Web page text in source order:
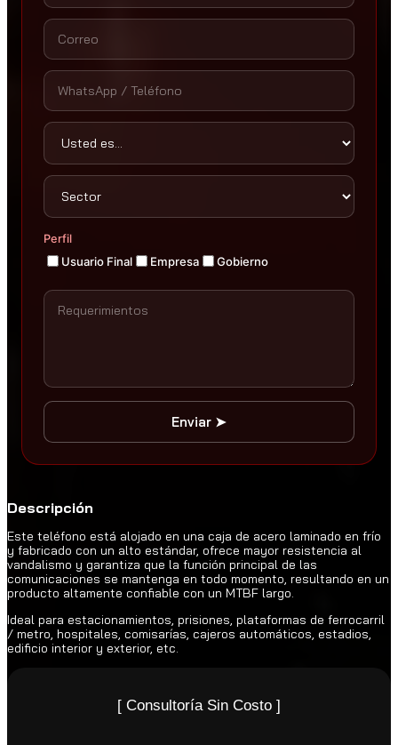
Perfil
Usuario Final Empresa Gobierno
Enviar ➤
Descripción
Este teléfono está alojado en una caja de acero laminado en frío
y fabricado con un alto estándar, ofrece mayor resistencia al
vandalismo y garantiza que la función principal de las
comunicaciones se mantenga en todo momento, resultando en un
producto altamente confiable con un MTBF largo.
Ideal para estacionamientos, prisiones, plataformas de ferrocarril
/ metro, hospitales, comisarías, cajeros automáticos, estadios,
edificio interior y exterior, etc.
[ Consultoría Sin Costo ]